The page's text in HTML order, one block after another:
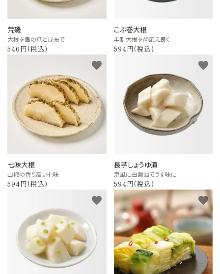
手提げ袋・小袋・保冷袋など
価格から探す
店舗案内
お電話でのご注文
0120-075-493
FAXでのご注文
0120-075-492
FAX専用注文用紙はこちら（PDF）
meeting_room ログイン person 新規会員登録
荒磯
大根を鷹の爪と昆布で
540円(税込)
こぶ巻大根
半割大根を歯応え良く
594円(税込)
七味大根
山椒の香り高い七味
594円(税込)
favorite
長芋しょうゆ漬
京風に白醤油でうす味に
594円(税込)
favorite
favorite favorite